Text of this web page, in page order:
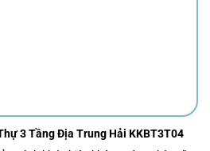
3 Tầng Địa Trung Hải KKBT3T04